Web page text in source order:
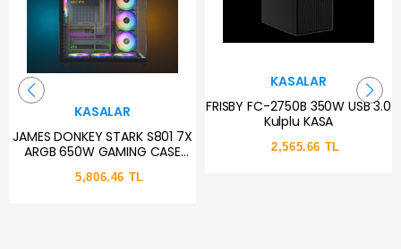
KASALAR
JAMES DONKEY STARK S801 7X
ARGB 650W GAMING CASE
5,806.46 TL
KASALAR
FRISBY FC-2750B 350W USB 3.0
Kulplu KASA
2,565.66 TL